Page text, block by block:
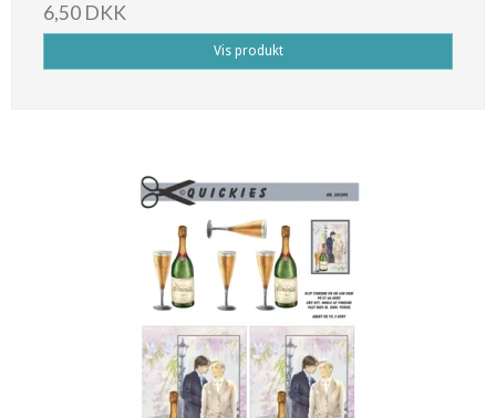
6,50 DKK
Vis produkt